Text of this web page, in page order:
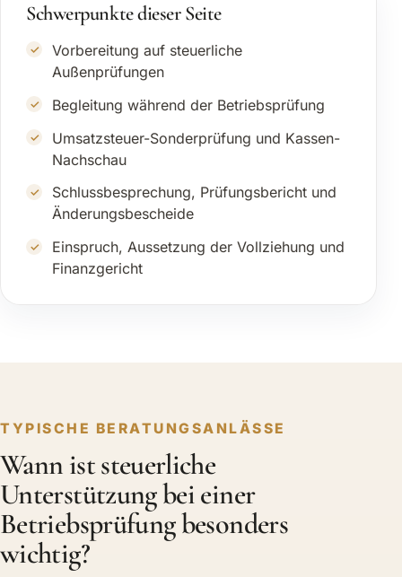
Schwerpunkte dieser Seite
Vorbereitung auf steuerliche
Außenprüfungen
Begleitung während der Betriebsprüfung
Umsatzsteuer-Sonderprüfung und Kassen-
Nachschau
Schlussbesprechung, Prüfungsbericht und
Änderungsbescheide
Einspruch, Aussetzung der Vollziehung und
Finanzgericht
TYPISCHE BERATUNGSANLÄSSE
Wann ist steuerliche
Unterstützung bei einer
Betriebsprüfung besonders
wichtig?